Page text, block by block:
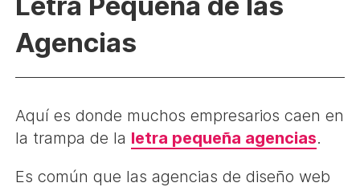
Agencias
Aquí es donde muchos empresarios caen en
la trampa de la letra pequeña agencias.
Es común que las agencias de diseño web